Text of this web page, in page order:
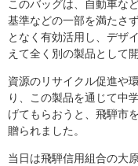
このバッグは、自動車な
基準などの一部を満たさ
となく有効活用し、デザ
えて全く別の製品として
資源のリサイクル促進や
り、この製品を通じて中
げてもらおうと、飛騨市
贈られました。
当日は飛騨信用組合の大